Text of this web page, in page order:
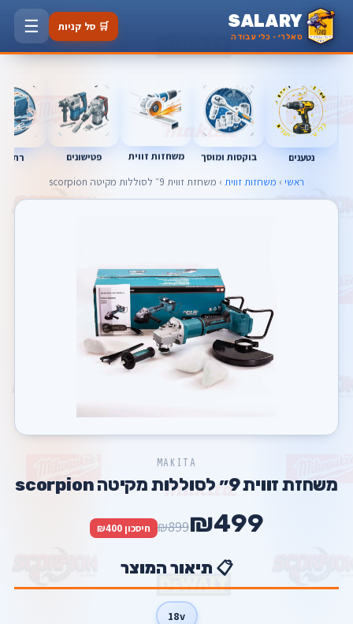
SALARY
סאלרי · כלי עבודה
🛒 סל קניות ☰
נטענים בוקסות ומוסך משחזות זווית פטישונים
ראשי › משחזות זווית › משחזת זווית 9״ לסוללות מקיטה scorpion
MAKITA
משחזת זווית 9״ לסוללות מקיטה scorpion
₪499
₪899 חיסכון ₪400
📋 תיאור המוצר
18v